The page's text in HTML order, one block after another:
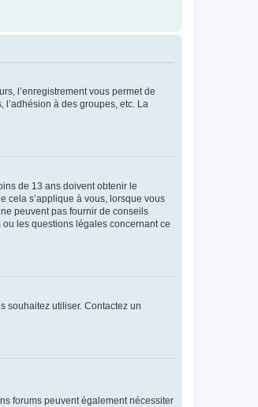
l’enregistrement vous permet de
à des groupes, etc. La
de 13 ans doivent obtenir le
cela s’applique à vous, lorsque vous
peuvent pas fournir de conseils
les questions légales concernant ce
souhaitez utiliser. Contactez un
forums peuvent également nécessiter